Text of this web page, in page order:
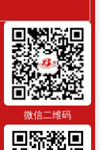
微信二维码